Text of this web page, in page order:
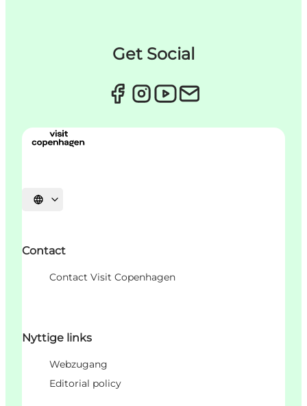
Get Social
Sprache auswählen
Contact
Contact Visit Copenhagen
Nyttige links
Webzugang
Editorial policy